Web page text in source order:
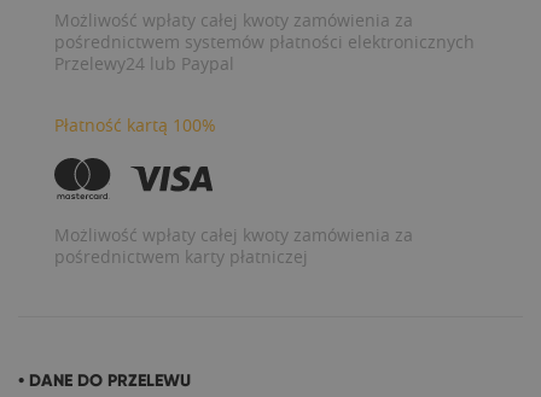
Możliwość wpłaty całej kwoty zamówienia za
pośrednictwem systemów płatności elektronicznych
Przelewy24 lub Paypal
Płatność kartą 100%
Możliwość wpłaty całej kwoty zamówienia za
pośrednictwem karty płatniczej
• DANE DO PRZELEWU